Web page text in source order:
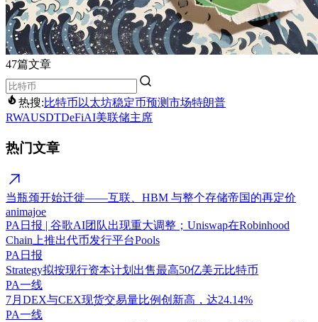
47篇文章
热搜:比特币 以太坊稳定币预测市场特朗普
RWAUSDTDeFiAI美联储主席
热门文章
当瓶颈开始迁徙——互联、HBM 与整个存储帝国的再定价
animajoe
PA日报 | 谷歌AI团队出现重大调整；Uniswap在Robinhood
Chain上推出代币发行平台Pools
PA日报
Strategy拟按现行资本计划出售最高50亿美元比特币
PA一线
7月DEX与CEX现货交易量比例创新高，达24.14%
PA一线